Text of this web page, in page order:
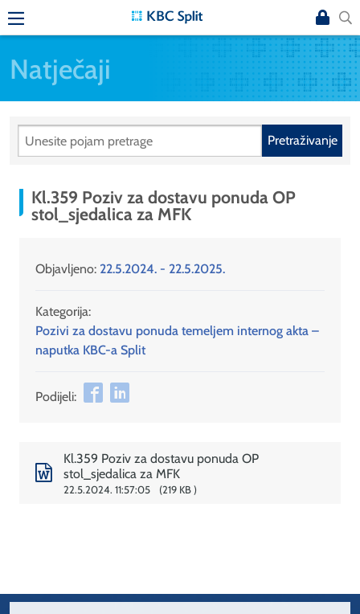
Natječaji
Pretraživanje
Kl.359 Poziv za dostavu ponuda OP
stol_sjedalica za MFK
Objavljeno: 22.5.2024. - 22.5.2025.
Kategorija:
Pozivi za dostavu ponuda temeljem internog akta –
naputka KBC-a Split
Podijeli:
Kl.359 Poziv za dostavu ponuda OP
stol_sjedalica za MFK
22.5.2024. 11:57:05 219 KB